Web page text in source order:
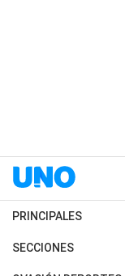
PRINCIPALES
Últimas Noticias
Política
SECCIONES